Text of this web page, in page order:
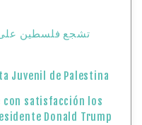
تشجع فلسطين على
Juvenil de Palestina
con satisfacción los
Donald Trump